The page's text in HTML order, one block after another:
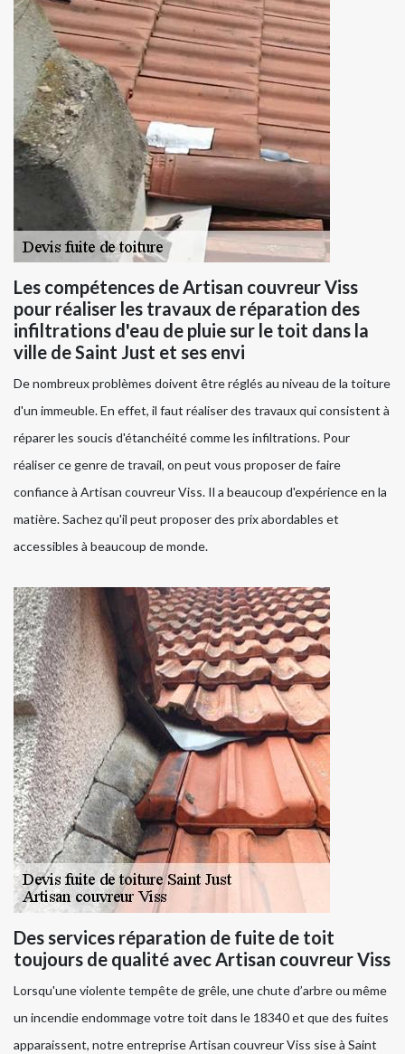
Les compétences de Artisan couvreur Viss
pour réaliser les travaux de réparation des
infiltrations d'eau de pluie sur le toit dans la
ville de Saint Just et ses envi
De nombreux problèmes doivent être réglés au niveau de la toiture
d'un immeuble. En effet, il faut réaliser des travaux qui consistent à
réparer les soucis d'étanchéité comme les infiltrations. Pour
réaliser ce genre de travail, on peut vous proposer de faire
confiance à Artisan couvreur Viss. Il a beaucoup d'expérience en la
matière. Sachez qu'il peut proposer des prix abordables et
accessibles à beaucoup de monde.
Des services réparation de fuite de toit
toujours de qualité avec Artisan couvreur Viss
Lorsqu'une violente tempête de grêle, une chute d’arbre ou même
un incendie endommage votre toit dans le 18340 et que des fuites
apparaissent, notre entreprise Artisan couvreur Viss sise à Saint